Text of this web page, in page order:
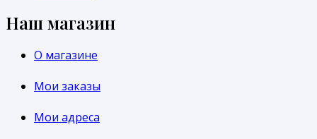
Наш магазин
О магазине
Мои заказы
Мои адреса